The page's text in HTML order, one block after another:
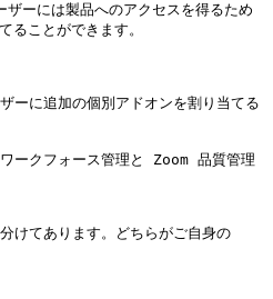
には製品へのアクセスを得るため
ことができます。
に追加の個別アドオンを割り当てる
クフォース管理と Zoom 品質管理
けてあります。どちらがご自身の